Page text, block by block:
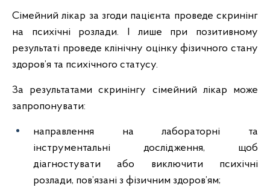
Сімейний лікар за згоди пацієнта проведе скринінг
на психічні розлади. І лише при позитивному
результаті проведе клінічну оцінку фізичного стану
здоров’я та психічного статусу.
За результатами скринінгу сімейний лікар може
запропонувати:
направлення на лабораторні та
інструментальні дослідження, щоб
діагностувати або виключити психічні
розлади, пов’язані з фізичним здоров’ям;